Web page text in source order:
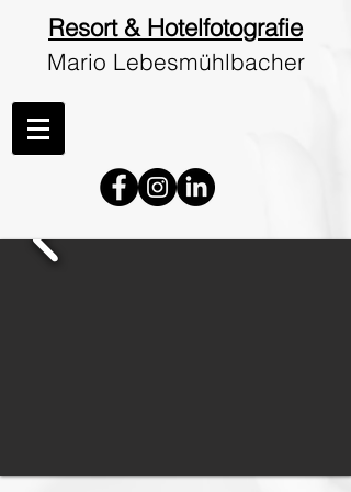
Resort & Hotelfotografie
Mario Lebesmühlbacher